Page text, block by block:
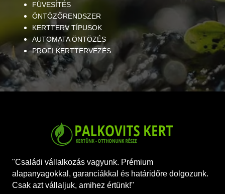
FÜVESÍTÉS
ÖNTÖZŐRENDSZER
KERTTERV TÍPUSOK
AUTOMATA ÖNTÖZÉS
PROFI KERTTERVEZÉS
"Családi vállalkozás vagyunk. Prémium
alapanyagokkal, garanciákkal és határidőre dolgozunk.
Csak azt vállaljuk, amihez értünk!"